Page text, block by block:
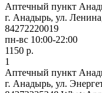
Аптечный пункт
г. Анадырь, ул.
84272220019
пн-вс 10:00-22:00
1150 р.
1
Аптечный пункт
г. Анадырь, ул.